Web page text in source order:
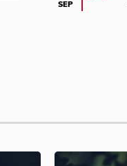
SEP